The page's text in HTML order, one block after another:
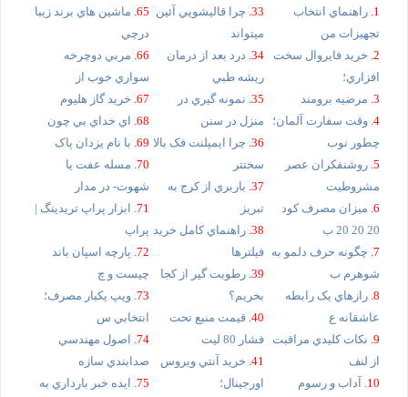
1. راهنماي انتخاب
تجهيزات من
2. خريد فايروال سخت
افزاري؛
3. مرضيه برومند
4. وقت سفارت آلمان؛
چطور نوب
5. روشنفکران عصر
مشروطيت
6. ميزان مصرف کود
20 20 20 ب
7. چگونه حرف دلمو به
شوهرم ب
8. رازهاي يک رابطه
عاشقانه ع
9. نکات کليدي مراقبت
از لنف
10.
آداب و رسوم
33. چرا قاليشويي آئين
ميتواند
34. درد بعد از درمان
ريشه طبي
35. نمونه گيري در
منزل در سنن
36. چرا ايمپلنت فک بالا
سختتر
37. باربري از کرج به
تبريز
38. راهنماي کامل خريد
فيلترها
39. رطوبت گير از کجا
بخريم؟
40. قيمت منبع تحت
فشار 80 ليت
41. خريد آنتي ويروس
اورجينال؛
65. ماشين هاي برند زيبا
درچي
66. مربي دوچرخه
سواري خوب از
67. خريد گاز هليوم
68.
اي خداي بي چون
69. با نام يزدان پاک
70. مسله عفت يا
شهوت- در مدار
71.
ابزار پراپ تريدينگ |
پراپ
72. پارچه اسپان باند
چيست و چ
73. ويپ يکبار مصرف؛
انتخابي س
74.
اصول مهندسي
صدابندي سازه
75.
ايده خبر بارداري به